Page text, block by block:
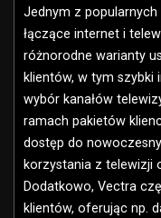
Jednym z
łączące internet i
różnorodne warianty
klientów, w tym szybki
wybór kanałów
ramach pakietów
dostęp do
korzystania z telewizji
Dodatkowo, Vectra
klientów, oferując np.